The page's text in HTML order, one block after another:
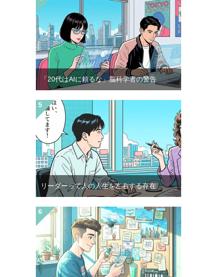
「20代はAIに頼るな」脳科学者の警告
リーダーって人の人生を左右する存在